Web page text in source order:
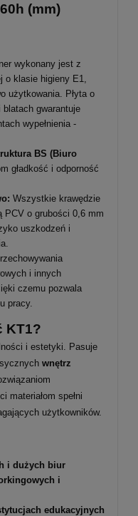
(mm)
wykonany jest z
o klasie higieny E1,
użytkowania. Płyta o
gwarantuje
wypełnienia -
BS (Biuro
gładkość i odporność
Wszystkie krawędzie
PCV o grubości 0,6 mm
uszkodzeń i
i innych
czemu pozwala
pracy.
KT1?
i estetyki. Pasuje
wnętrz
materiałom spełni
użytkowników.
i dużych biur
i
edukacyjnych